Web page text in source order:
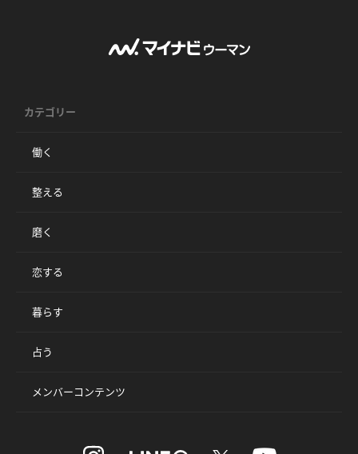
カテゴリー
働く
整える
磨く
恋する
暮らす
占う
メンバーコンテンツ